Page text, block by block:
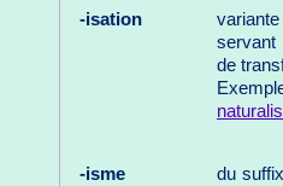
-isation
servant
de
-isme du